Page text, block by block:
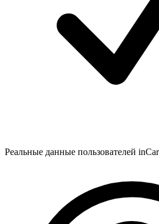
Реальные данные пользователей